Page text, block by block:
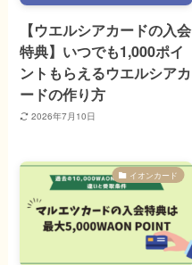
【ウエルシアカードの入会
特典】いつでも1,000ポイ
ントもらえるウエルシアカ
ードの作り方
2026年7月10日
イオンカード